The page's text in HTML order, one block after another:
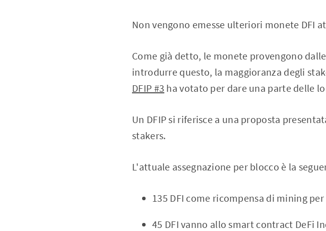
Non vengono emesse ulteriori monete DFI
Come già detto, le monete provengono
introdurre questo, la maggioranza degli
DFIP #3 ha votato per dare una parte delle
Un DFIP si riferisce a una proposta
stakers.
L'attuale assegnazione per blocco è la
135 DFI come ricompensa di mining
45 DFI vanno allo smart contract DeFi